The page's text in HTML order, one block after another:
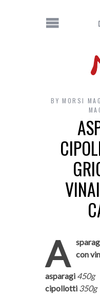
BY MORSI
A
con
asparagi 450g
cipollotti 350g